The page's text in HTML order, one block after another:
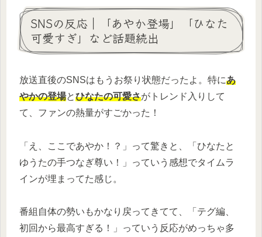
SNSの反応｜「あやか登場」「ひなた
可愛すぎ」など話題続出
放送直後のSNSはもうお祭り状態だったよ。特にあ
やかの登場とひなたの可愛さがトレンド入りして
て、ファンの熱量がすごかった！
「え、ここであやか！？」って驚きと、「ひなたと
ゆうたの手つなぎ尊い！」っていう感想でタイムラ
インが埋まってた感じ。
番組自体の勢いもかなり戻ってきてて、「テグ編、
初回から最高すぎる！」っていう反応がめっちゃ多